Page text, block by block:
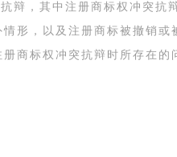
辩，其中注册商标权冲突抗
形，以及注册商标被撤销或
商标权冲突抗辩时所存在的